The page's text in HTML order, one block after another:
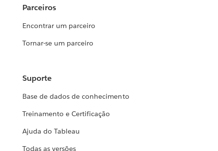
Parceiros
Encontrar um parceiro
Tornar-se um parceiro
Suporte
Base de dados de conhecimento
Treinamento e Certificação
Ajuda do Tableau
Todas as versões